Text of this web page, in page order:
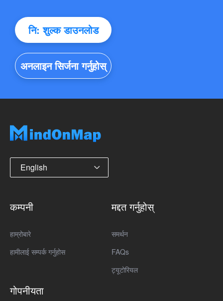
नि: शुल्क डाउनलोड
अनलाइन सिर्जना गर्नुहोस्
English
कम्पनी
हाम्रोबारे
हामीलाई सम्पर्क गर्नुहोस
मद्दत गर्नुहोस्
समर्थन
FAQs
ट्यूटोरियल
गोपनीयता